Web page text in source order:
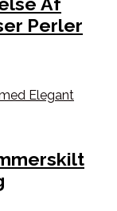
Perler